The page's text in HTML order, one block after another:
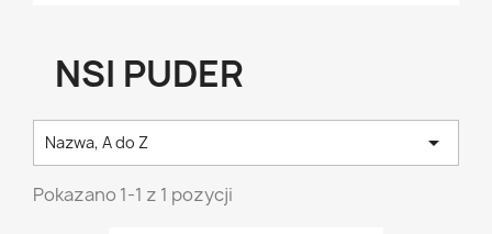
NSI PUDER
Nazwa, A do Z 
Pokazano 1-1 z 1 pozycji